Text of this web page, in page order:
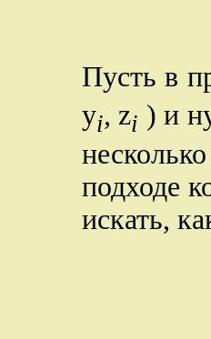
Пусть в
yi, zi ) и
подходе
искать,